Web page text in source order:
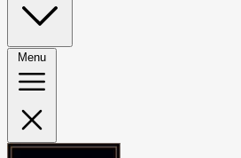
Menu